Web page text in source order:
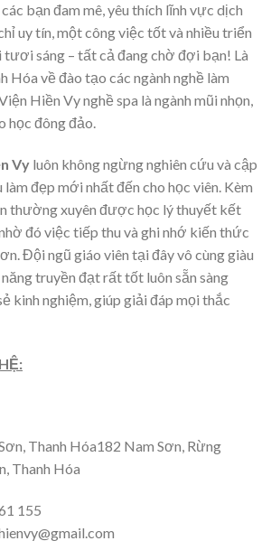
bạn đam mê, yêu thích lĩnh vực dịch
uy tín, một công việc tốt và nhiều triển
sáng – tất cả đang chờ đợi bạn! Là
Hóa về đào tạo các ngành nghề làm
Hiền Vy nghề spa là ngành mũi nhọn,
học đông đảo.
Vy luôn không ngừng nghiên cứu và cập
đẹp mới nhất đến cho học viên. Kèm
thường xuyên được học lý thuyết kết
đó việc tiếp thu và ghi nhớ kiến thức
Đội ngũ giáo viên tại đây vô cùng giàu
truyền đạt rất tốt luôn sẵn sàng
kinh nghiệm, giúp giải đáp mọi thắc
Thanh Hóa182 Nam Sơn, Rừng
Thanh Hóa
155